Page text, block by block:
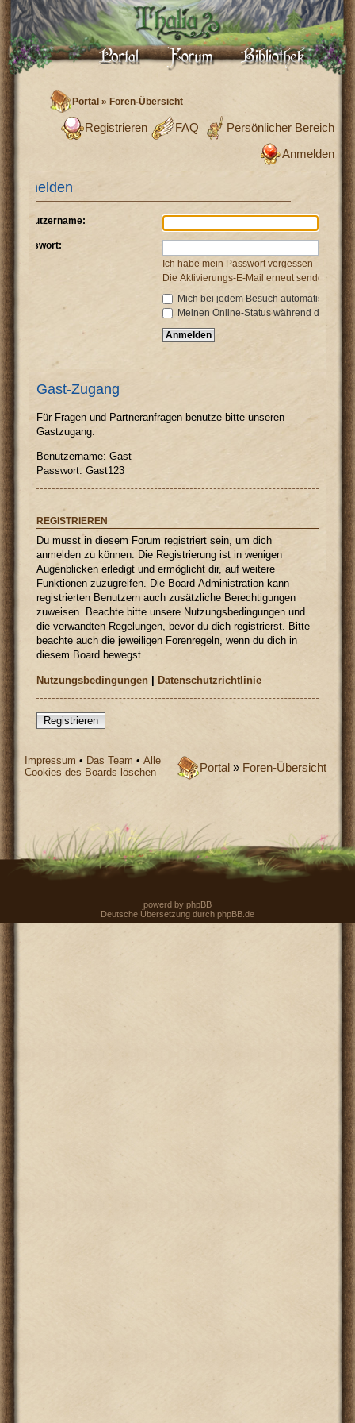
Portal »Foren-Übersicht
Persönlicher Bereich
FAQ
Registrieren
Anmelden
Anmelden
Benutzername:
Passwort:
Ich habe mein Passwort vergessen
Die Aktivierungs-E-Mail erneut senden
Mich bei jedem Besuch automatisch
Meinen Online-Status während dieser
Gast-Zugang
Für Fragen und Partneranfragen benutze bitte unseren
Gastzugang.
Benutzername: Gast
Passwort: Gast123
REGISTRIEREN
Du musst in diesem Forum registriert sein, um dich
anmelden zu können. Die Registrierung ist in wenigen
Augenblicken erledigt und ermöglicht dir, auf weitere
Funktionen zuzugreifen. Die Board-Administration kann
registrierten Benutzern auch zusätzliche Berechtigungen
zuweisen. Beachte bitte unsere Nutzungsbedingungen und
die verwandten Regelungen, bevor du dich registrierst. Bitte
beachte auch die jeweiligen Forenregeln, wenn du dich in
diesem Board bewegst.
Nutzungsbedingungen |Datenschutzrichtlinie
Registrieren
Portal » Foren-Übersicht
Impressum • Das Team •Alle
Cookies des Boards löschen
powerd by phpBB
Deutsche Übersetzung durch phpBB.de